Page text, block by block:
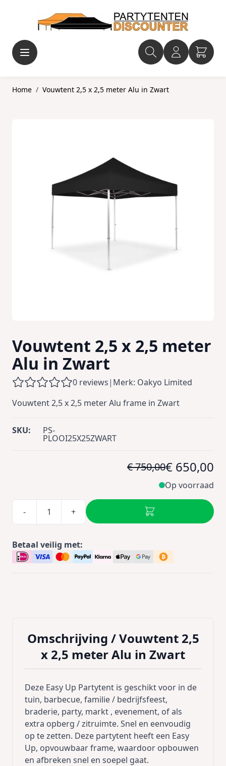
Home / Vouwtent 2,5 x 2,5 meter Alu in Zwart
Vouwtent 2,5 x 2,5 meter
Alu in Zwart
0 reviews| Merk: Oakyo Limited
Vouwtent 2,5 x 2,5 meter Alu frame in Zwart
SKU: PS-
PLOOI25X25ZWART
€ 750,00€ 650,00
Op voorraad
- +
Betaal veilig met:
Omschrijving /Vouwtent 2,5
x 2,5 meter Alu in Zwart
Deze Easy Up Partytent is geschikt voor in de
tuin, barbecue, familie / bedrijfsfeest,
braderie, party, markt , evenement, of als
extra opberg / zitruimte. Snel en eenvoudig
op te zetten. Deze partytent heeft een Easy
Up, opvouwbaar frame, waardoor opbouwen
en afbreken snel en soepel gaat.